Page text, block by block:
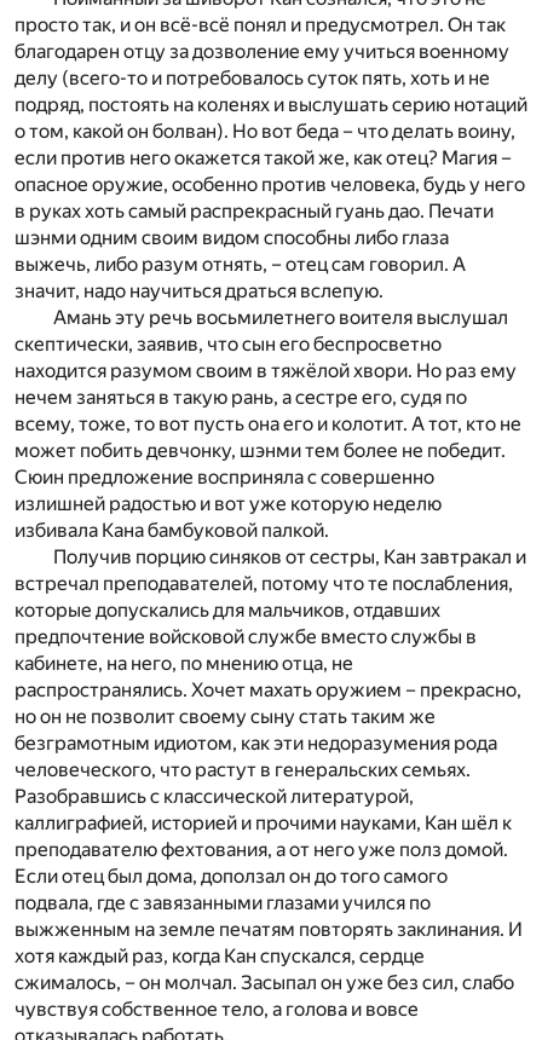
просто так, и он всё-всё понял и предусмотрел. Он так
благодарен отцу за дозволение ему учиться военному
делу (всего-то и потребовалось суток пять, хоть и не
подряд, постоять на коленях и выслушать серию нотаций
о том, какой он болван). Но вот беда – что делать воину,
если против него окажется такой же, как отец? Магия –
опасное оружие, особенно против человека, будь у него
в руках хоть самый распрекрасный гуань дао. Печати
шэнми одним своим видом способны либо глаза
выжечь, либо разум отнять, – отец сам говорил. А
значит, надо научиться драться вслепую.
Амань эту речь восьмилетнего воителя выслушал
скептически, заявив, что сын его беспросветно
находится разумом своим в тяжёлой хвори. Но раз ему
нечем заняться в такую рань, а сестре его, судя по
всему, тоже, то вот пусть она его и колотит. А тот, кто не
может побить девчонку, шэнми тем более не победит.
Сюин предложение восприняла с совершенно
излишней радостью и вот уже которую неделю
избивала Кана бамбуковой палкой.
Получив порцию синяков от сестры, Кан завтракал и
встречал преподавателей, потому что те послабления,
которые допускались для мальчиков, отдавших
предпочтение войсковой службе вместо службы в
кабинете, на него, по мнению отца, не
распространялись. Хочет махать оружием – прекрасно,
но он не позволит своему сыну стать таким же
безграмотным идиотом, как эти недоразумения рода
человеческого, что растут в генеральских семьях.
Разобравшись с классической литературой,
каллиграфией, историей и прочими науками, Кан шёл к
преподавателю фехтования, а от него уже полз домой.
Если отец был дома, доползал он до того самого
подвала, где с завязанными глазами учился по
выжженным на земле печатям повторять заклинания. И
хотя каждый раз, когда Кан спускался, сердце
сжималось, – он молчал. Засыпал он уже без сил, слабо
чувствуя собственное тело, а голова и вовсе